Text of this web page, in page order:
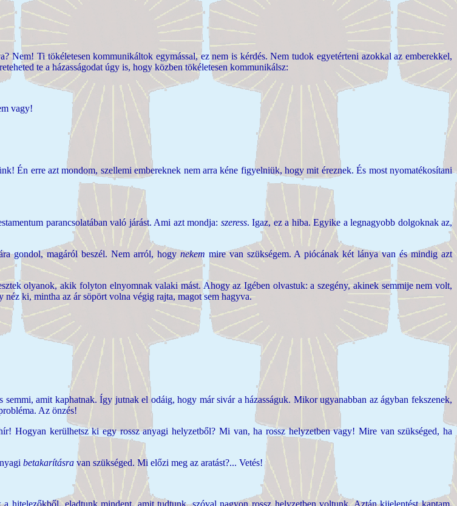
Ti tökéletesen kommunikáltok egymással, ez nem is kérdés. Nem tudok egyetérteni azokkal az emberekkel,
te a házasságodat úgy is, hogy közben tökéletesen kommunikálsz:
vagy!
Én erre azt mondom, szellemi embereknek nem arra kéne figyelniük, hogy mit éreznek. És most nyomatékosítani
parancsolatában való járást. Ami azt mondja: szeress. Igaz, ez a hiba. Egyike a legnagyobb dolgoknak az,
gondol, magáról beszél. Nem arról, hogy nekem mire van szükségem. A piócának két lánya van és mindig azt
olyanok, akik folyton elnyomnak valaki mást. Ahogy az Igében olvastuk: a szegény, akinek semmije nem volt,
ki, mintha az ár söpört volna végig rajta, magot sem hagyva.
amit kaphatnak. Így jutnak el odáig, hogy már sivár a házasságuk. Mikor ugyanabban az ágyban fekszenek,
Az önzés!
Hogyan kerülhetsz ki egy rossz anyagi helyzetből? Mi van, ha rossz helyzetben vagy! Mire van szükséged, ha
betakarításra van szükséged. Mi előzi meg az aratást?... Vetés!
eladtunk mindent, amit tudtunk, szóval nagyon rossz helyzetben voltunk. Aztán kijelentést kaptam,